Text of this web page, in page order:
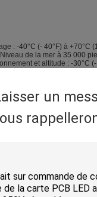
un
: -40°C (- 40°F) à +70°C
de la mer à 35 000
et altitude : -30°C
dans la plupart des
après 24 heures à
dans la
enfant-apprenant, machine
instruments et appareils,
médical, équipement